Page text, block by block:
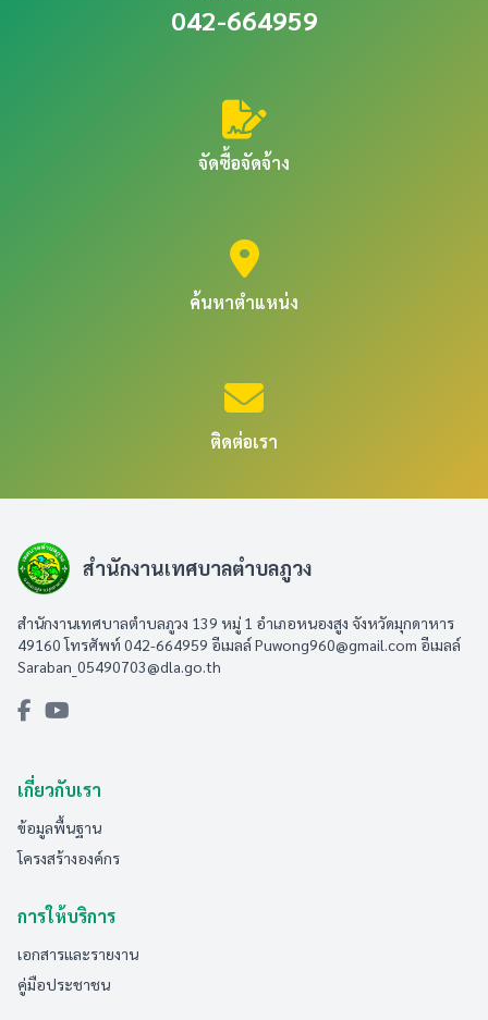
042-664959
จัดซื้อจัดจ้าง
ค้นหาตำแหน่ง
ติดต่อเรา
สำนักงานเทศบาลตำบลภูวง
สำนักงานเทศบาลตำบลภูวง 139 หมู่ 1 อำเภอหนองสูง จังหวัดมุกดาหาร
49160 โทรศัพท์ 042-664959 อีเมลล์Puwong960@gmail.com อีเมลล์
Saraban_05490703@dla.go.th
เกี่ยวกับเรา
ข้อมูลพื้นฐาน
โครงสร้างองค์กร
การให้บริการ
เอกสารและรายงาน
คู่มือประชาชน